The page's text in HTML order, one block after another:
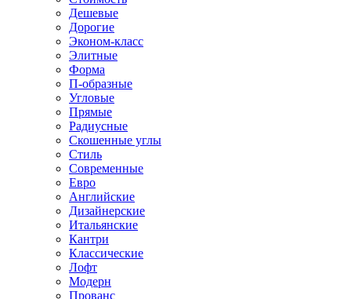
Дешевые
Дорогие
Эконом-класс
Элитные
Форма
П-образные
Угловые
Прямые
Радиусные
Скошенные углы
Стиль
Современные
Евро
Английские
Дизайнерские
Итальянские
Кантри
Классические
Лофт
Модерн
Прованс